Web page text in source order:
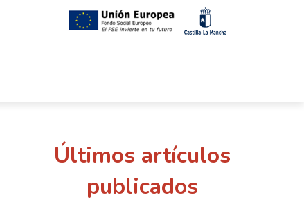
Últimos artículos
publicados